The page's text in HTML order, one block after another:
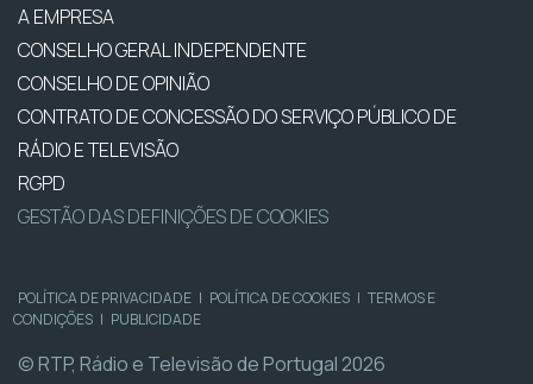
A EMPRESA
CONSELHO GERAL INDEPENDENTE
CONSELHO DE OPINIÃO
CONTRATO DE CONCESSÃO DO SERVIÇO PÚBLICO DE
RÁDIO E TELEVISÃO
RGPD
GESTÃO DAS DEFINIÇÕES DE COOKIES
POLÍTICA DE PRIVACIDADE | POLÍTICA DE COOKIES | TERMOS E
CONDIÇÕES | PUBLICIDADE
© RTP, Rádio e Televisão de Portugal 2026